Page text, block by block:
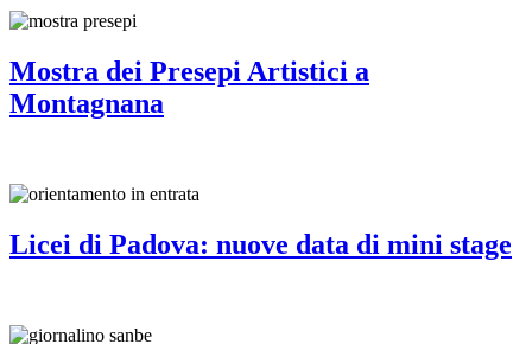
Mostra dei Presepi Artistici a
Montagnana
Licei di Padova: nuove data di mini stage